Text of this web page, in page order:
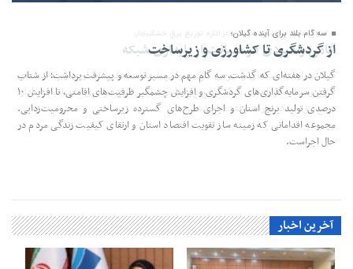
سه گام بلند برای آینده گیلان؛
از گردشگری تا کشاورزی و زیرساخت
گیلان در هفته‌ای که گذشت، سه گام مهم در مسیر توسعه و پیشرفت برداشت؛ از شتاب
گرفتن سرمایه‌گذاری‌های گردشگری و افزایش چشمگیر ظرفیت‌های اقامتی، تا افزایش ۱۰
درصدی تولید برنج استان و اجرای طرح‌های گسترده زیرساختی و محرومیت‌زدایی.
مجموعه اقداماتی که زمینه ساز تقویت اقتصاد استان و ارتقای کیفیت زندگی مردم در
حال اجراست.
آخرین اخبار